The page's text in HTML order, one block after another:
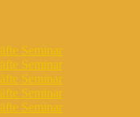
Seminar
Seminar
Seminar
Seminar
Seminar